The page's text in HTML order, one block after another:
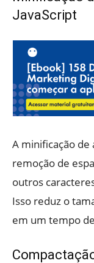
JavaScript
A minificação de
remoção de
outros
Isso reduz o
em um tempo